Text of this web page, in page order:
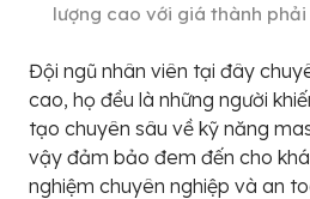
lượng cao với giá thành phải
Đội ngũ nhân viên tại đây
cao, họ đều là những người
tạo chuyên sâu về kỹ năng
vậy đảm bảo đem đến cho
nghiệm chuyên nghiệp và an